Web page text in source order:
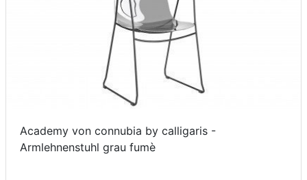
Academy von connubia by calligaris -
Armlehnenstuhl grau fumè